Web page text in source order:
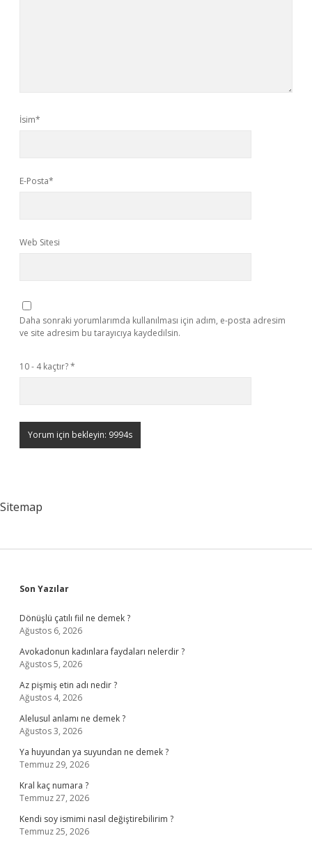
İsim*
E-Posta*
Web Sitesi
Daha sonraki yorumlarımda kullanılması için adım, e-posta adresim
ve site adresim bu tarayıcıya kaydedilsin.
10 - 4 kaçtır?*
Sitemap
Sidebar
Son Yazılar
Dönüşlü çatılı fiil ne demek ?
Ağustos 6, 2026
Avokadonun kadınlara faydaları nelerdir ?
Ağustos 5, 2026
Az pişmiş etin adı nedir ?
Ağustos 4, 2026
Alelusul anlamı ne demek ?
Ağustos 3, 2026
Ya huyundan ya suyundan ne demek ?
Temmuz 29, 2026
Kral kaç numara ?
Temmuz 27, 2026
Kendi soy ismimi nasıl değiştirebilirim ?
Temmuz 25, 2026